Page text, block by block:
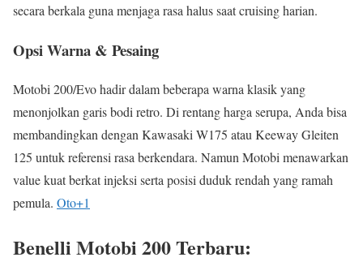
secara berkala guna menjaga rasa halus saat cruising harian.
Opsi Warna & Pesaing
Motobi 200/Evo hadir dalam beberapa warna klasik yang
menonjolkan garis bodi retro. Di rentang harga serupa, Anda bisa
membandingkan dengan Kawasaki W175 atau Keeway Gleiten
125 untuk referensi rasa berkendara. Namun Motobi menawarkan
value kuat berkat injeksi serta posisi duduk rendah yang ramah
pemula. Oto+1
Benelli Motobi 200 Terbaru: